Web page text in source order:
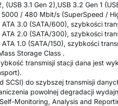
(USB 3.1 Gen 2),USB 3.2 Gen 1
/ 480 Mbit/s (SuperSpeed /
3.0 (SATA/600), szybkości
2.0 (SATA/300), szybkości
1.0 (SATA/150), szybkości
Storage Class .
transmisji stacji dana jest
SCSI) do szybszej transmisji
powolnej degradacji
Monitoring, Analysis and